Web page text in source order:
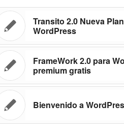
Transito 2.0 Nueva
WordPress
FrameWork 2.0 para
premium gratis
Bienvenido a